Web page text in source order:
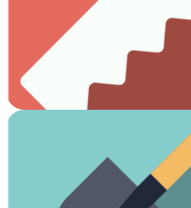
Carpintería
Todo lo que necesitas para el trabajo
¡Es hora de arreglar el jardín!
Ver artículos